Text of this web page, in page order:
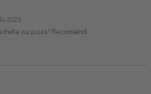
2020
cu poze! Recomand